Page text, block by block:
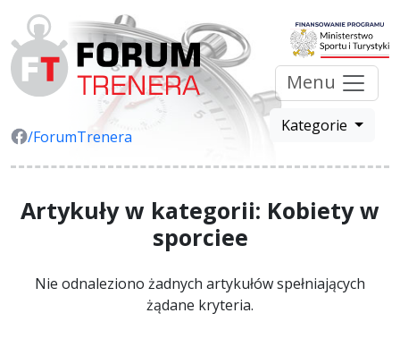
/ForumTrenera
Menu
Kategorie
Artykuły w kategorii: Kobiety w
sporciee
Nie odnaleziono żadnych artykułów spełniających
żądane kryteria.